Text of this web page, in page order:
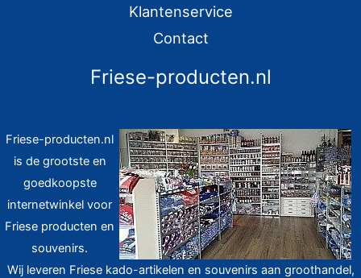
Klantenservice
Contact
Friese-producten.nl
Friese-producten.nl
is de grootste en
goedkoopste
internetwinkel voor
Friese producten en
souvenirs.
Wij leveren Friese kado-artikelen en souvenirs aan groothandel,